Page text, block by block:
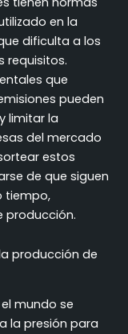
en la
dificulta a los
requisitos.
que
pueden
limitar la
del mercado
estos
de que siguen
tiempo,
producción.
producción de
mundo se
la presión para